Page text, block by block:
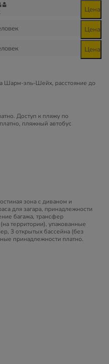
Цена
Цена
Цена
Шарм-эль-Шейх, расстояние до
Доступ к пляжу по
пляжный автобус
зона с диваном и
для загара, принадлежности
багажа, трансфер
территории), упакованные
3 открытых бассейна (без
принадлежности платно.